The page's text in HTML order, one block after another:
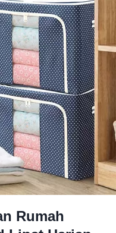
Rumah